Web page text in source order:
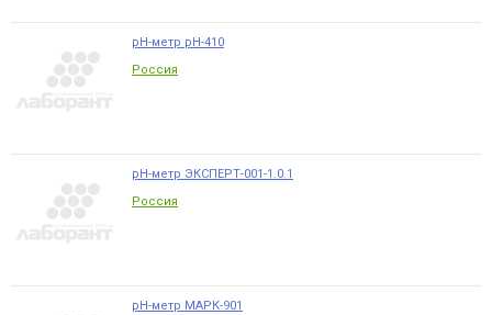
pH-метр рН-410
Россия
pH-метр ЭКСПЕРТ-001-1.0.1
Россия
pH-метр МАРК-901